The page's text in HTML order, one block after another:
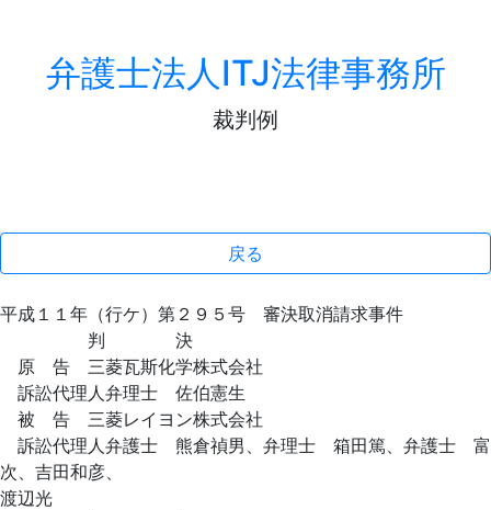
弁護士法人ITJ法律事務所
裁判例
戻る
平成１１年（行ケ）第２９５号 審決取消請求事件
判 決
原 告 三菱瓦斯化学株式会社
訴訟代理人弁理士 佐伯憲生
被 告 三菱レイヨン株式会社
訴訟代理人弁護士 熊倉禎男、弁理士 箱田篤、弁護士
次、吉田和彦、
渡辺光